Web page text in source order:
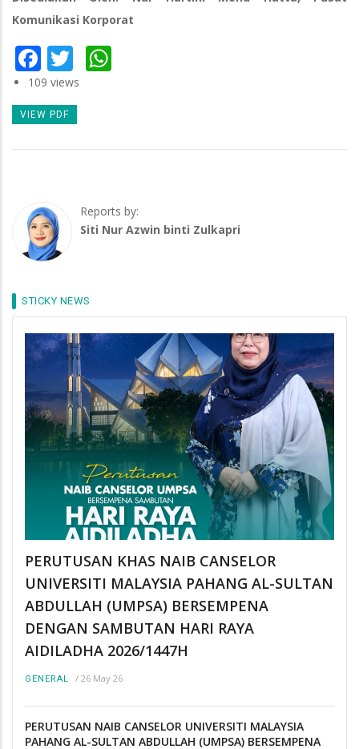
Komunikasi Korporat
Facebook
Twitter
109 views
VIEW PDF
Reports by:
Siti Nur Azwin binti Zulkapri
STICKY NEWS
PERUTUSAN KHAS NAIB CANSELOR
UNIVERSITI MALAYSIA PAHANG AL-SULTAN
ABDULLAH (UMPSA) BERSEMPENA
DENGAN SAMBUTAN HARI RAYA
AIDILADHA 2026/1447H
GENERAL / 26 May 26
PERUTUSAN NAIB CANSELOR UNIVERSITI MALAYSIA
PAHANG AL-SULTAN ABDULLAH (UMPSA) BERSEMPENA